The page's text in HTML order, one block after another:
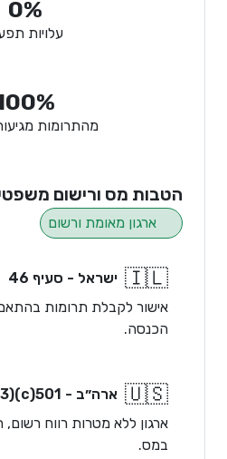
0%
עלויות
מהתרומות
הטבות מס ורישום
ארגון מאומת ורשום
🇮🇱 ישראל - סעיף 46
אישור לקבלת תרומות
הכנסה.
🇺🇸 ארה״ב - 501(c)(3)
ארגון ללא מטרות רווח רשום,
במס.